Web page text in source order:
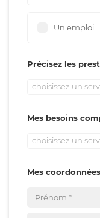
Un emploi
Précisez les
choisissez un
Mes besoins
choisissez un
Mes coordonnées